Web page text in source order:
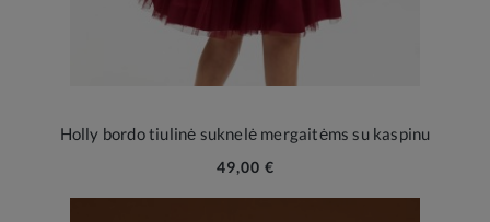
Holly bordo tiulinė suknelė mergaitėms su kaspinu
49,00 €